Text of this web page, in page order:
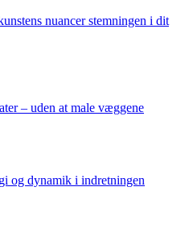
nuancer stemningen i dit
– uden at male væggene
og dynamik i indretningen